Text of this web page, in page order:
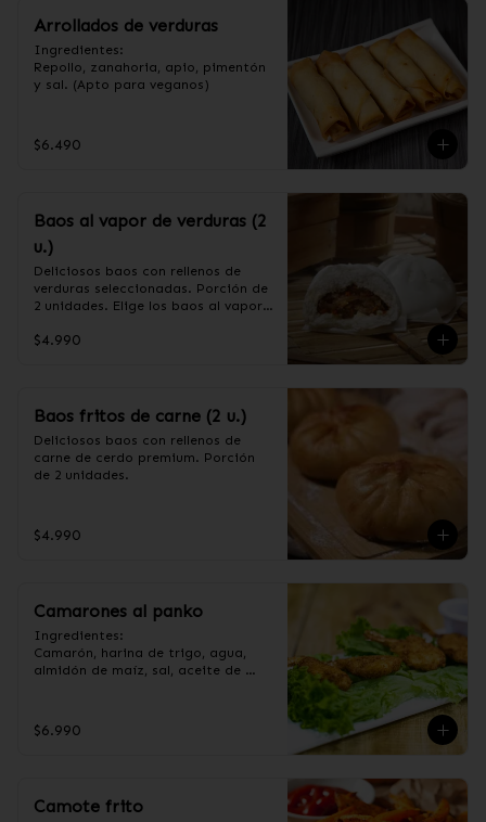
Arrollados de verduras
Ingredientes:
Repollo, zanahoria, apio, pimentón
y sal. (Apto para veganos)
$6.490
Baos al vapor de verduras (2
u.)
Deliciosos baos con rellenos de
verduras seleccionadas. Porción de
2 unidades. Elige los baos al vapor
$4.990
Baos fritos de carne (2 u.)
Deliciosos baos con rellenos de
carne de cerdo premium. Porción
de 2 unidades.
$4.990
Camarones al panko
Ingredientes:
Camarón, harina de trigo, agua,
almidón de maíz, sal, aceite de
$6.990
Camote frito